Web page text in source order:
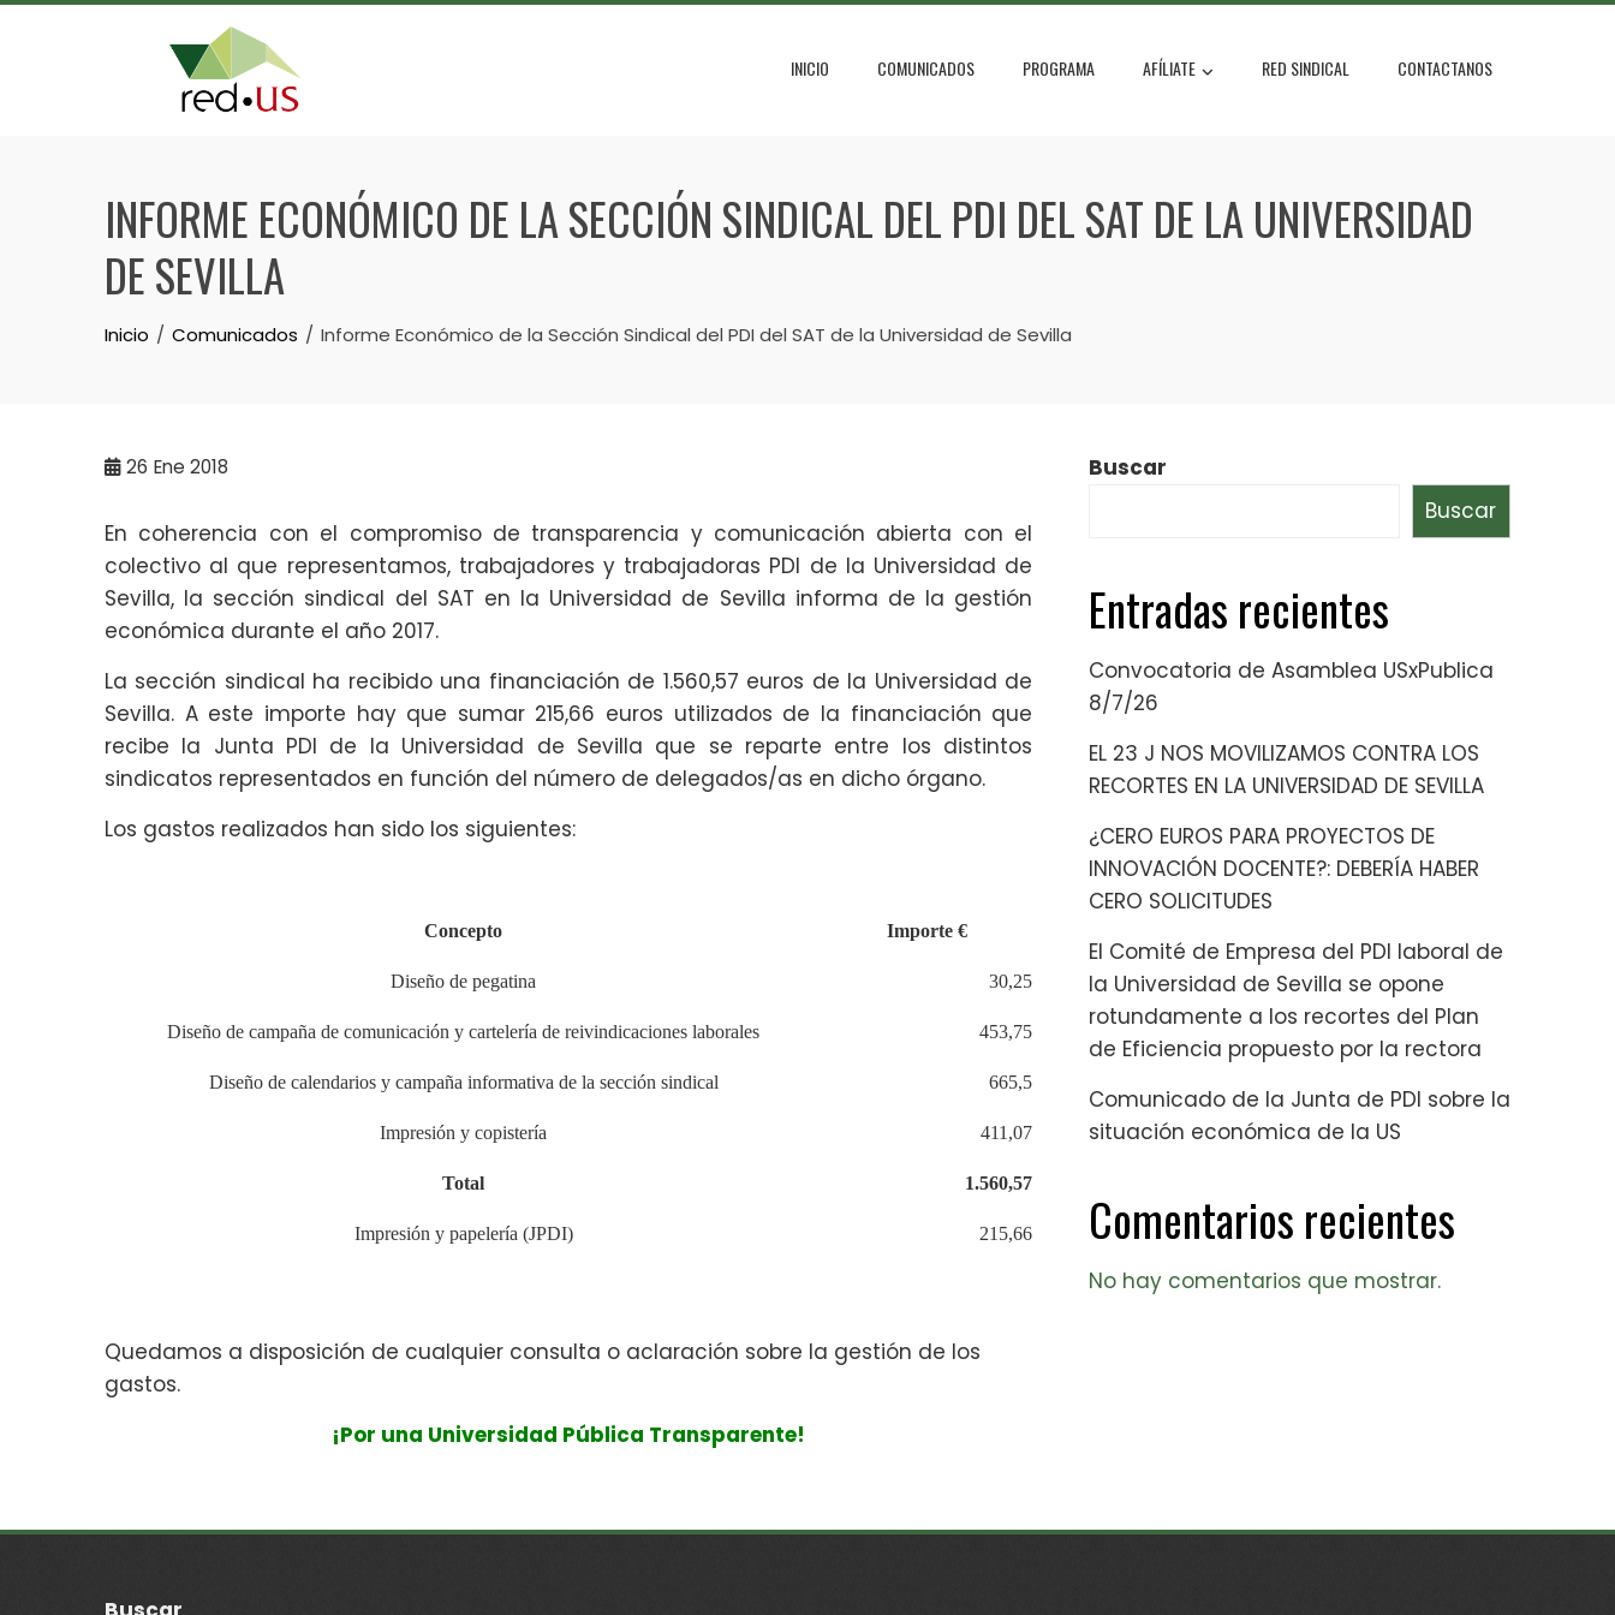
Skip
INICIO COMUNICADOS PROGRAMA AFÍLIATE RED SINDICAL CONTACTANOS
INFORME ECONÓMICO DE LA SECCIÓN SINDICAL DEL PDI DEL SAT DE LA UNIVERSIDAD
DE SEVILLA
Inicio Comunicados Informe Económico de la Sección Sindical del PDI del SAT de la Universidad de Sevilla
26 Ene 2018
En coherencia con el compromiso de transparencia y comunicación abierta con el
colectivo al que representamos, trabajadores y trabajadoras PDI de la Universidad de
Sevilla, la sección sindical del SAT en la Universidad de Sevilla informa de la gestión
económica durante el año 2017.
La sección sindical ha recibido una financiación de 1.560,57 euros de la Universidad de
Sevilla. A este importe hay que sumar 215,66 euros utilizados de la financiación que
recibe la Junta PDI de la Universidad de Sevilla que se reparte entre los distintos
sindicatos representados en función del número de delegados/as en dicho órgano.
Los gastos realizados han sido los siguientes:
Concepto Importe €
Diseño de pegatina 30,25
Diseño de campaña de comunicación y cartelería de reivindicaciones laborales 453,75
Diseño de calendarios y campaña informativa de la sección sindical 665,5
Impresión y copistería 411,07
Total 1.560,57
Impresión y papelería (JPDI) 215,66
Quedamos a disposición de cualquier consulta o aclaración sobre la gestión de los
gastos.
¡Por una Universidad Pública Transparente!
Buscar
Buscar
Entradas recientes
Convocatoria de Asamblea USxPublica
8/7/26
EL 23 J NOS MOVILIZAMOS CONTRA LOS
RECORTES EN LA UNIVERSIDAD DE SEVILLA
¿CERO EUROS PARA PROYECTOS DE
INNOVACIÓN DOCENTE?: DEBERÍA HABER
CERO SOLICITUDES
El Comité de Empresa del PDI laboral de
la Universidad de Sevilla se opone
rotundamente a los recortes del Plan
de Eficiencia propuesto por la rectora
Comunicado de la Junta de PDI sobre la
situación económica de la US
Comentarios recientes
No hay comentarios que mostrar.